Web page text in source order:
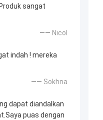
sangat
—— Nicol
indah ! mereka
—— Sokhna
dapat diandalkan
puas dengan